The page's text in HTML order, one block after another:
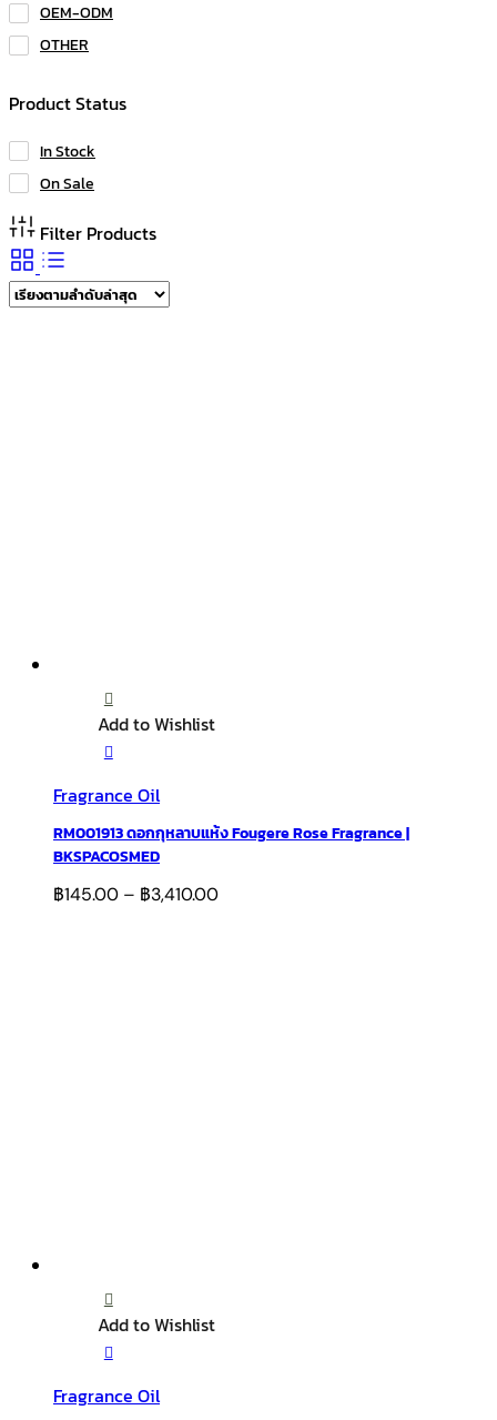
OEM-ODM
OTHER
Product Status
In Stock
On Sale
Filter Products
Add to Wishlist
Fragrance Oil
RM001913 ดอกกุหลาบแห้ง Fougere Rose Fragrance |
BKSPACOSMED
฿145.00 – ฿3,410.00
Add to Wishlist
Fragrance Oil